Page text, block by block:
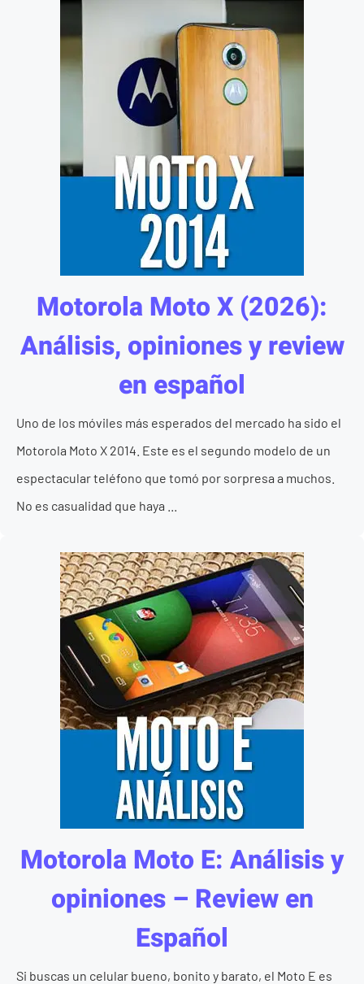
Motorola Moto X (2026):
Análisis, opiniones y review
en español
Uno de los móviles más esperados del mercado ha sido el
Motorola Moto X 2014. Este es el segundo modelo de un
espectacular teléfono que tomó por sorpresa a muchos.
No es casualidad que haya ...
Motorola Moto E: Análisis y
opiniones – Review en
Español
Si buscas un celular bueno, bonito y barato, el Moto E es